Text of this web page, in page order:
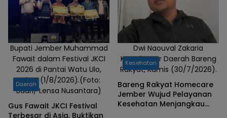
Bupati Jember Muhammad
Fawait dalam Festival JKCI
2026 di Pantai Watu Ulo,
Sabtu (1/8/2026).(Foto:
Badri/ Lensa Nusantara)
Daerah
Gus Fawait JKCI Festival
Terbesar di Asia, Buktikan
Dwi Naouval Zakaria
Koordinator Daerah Bareng
Rakyat, Kamis (30/7/2026).
Kesehatan
Bareng Rakyat Homecare
Jember Wujud Pelayanan
Kesehatan Menjangkau